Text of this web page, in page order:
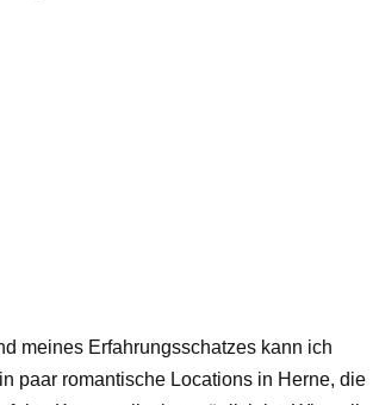
meines Erfahrungsschatzes kann ich
paar romantische Locations in Herne, die